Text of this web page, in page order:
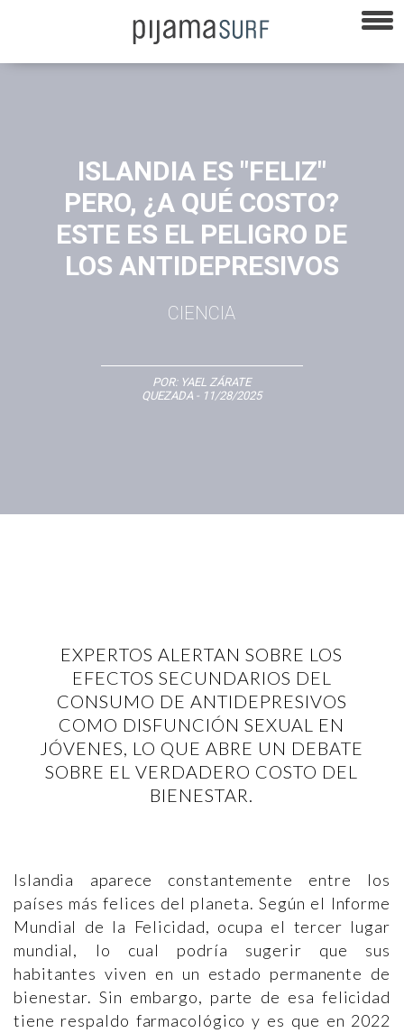
ISLANDIA ES "FELIZ"
PERO, ¿A QUÉ COSTO?
ESTE ES EL PELIGRO DE
LOS ANTIDEPRESIVOS
CIENCIA
POR: YAEL ZÁRATE
QUEZADA - 11/28/2025
EXPERTOS ALERTAN SOBRE LOS
EFECTOS SECUNDARIOS DEL
CONSUMO DE ANTIDEPRESIVOS
COMO DISFUNCIÓN SEXUAL EN
JÓVENES, LO QUE ABRE UN DEBATE
SOBRE EL VERDADERO COSTO DEL
BIENESTAR.
Islandia aparece constantemente entre los
países más felices del planeta. Según el Informe
Mundial de la Felicidad, ocupa el tercer lugar
mundial, lo cual podría sugerir que sus
habitantes viven en un estado permanente de
bienestar. Sin embargo, parte de esa felicidad
tiene respaldo farmacológico y es que en 2022